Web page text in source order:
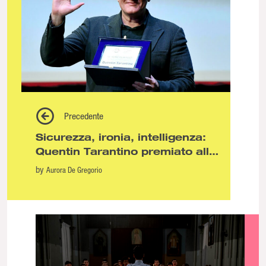
Precedente
Sicurezza, ironia, intelligenza:
Quentin Tarantino premiato alla
Festa del Cinema di Roma
by Aurora De Gregorio